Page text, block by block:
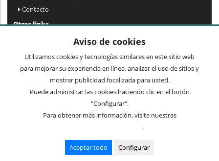
Contacto
Otros links
Preguntas frecuentes
Newsletter
Aceptoprivacidad
Lámparas Mueble auxiliar Cuadros y espejos
Aviso de cookies
Utilizamos cookies y tecnologías similares en este sitio web
para mejorar su experiencia en línea, analizar el uso de sitios y
mostrar publicidad focalizada para usted.
Puede administrar las cookies haciendo clic en el botón
"Configurar".
Para obtener más información, visite nuestras
.
Aceptar todo Configurar